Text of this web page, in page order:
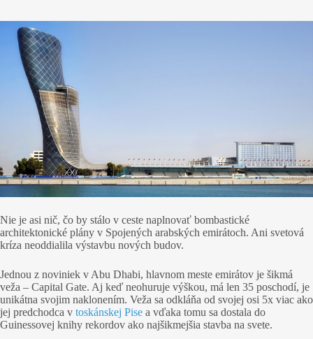
Nie je asi nič, čo by stálo v ceste naplnovať bombastické
architektonické plány v Spojených arabských emirátoch. Ani svetová
kríza neoddialila výstavbu nových budov.
Jednou z noviniek v Abu Dhabi, hlavnom meste emirátov je šikmá
veža – Capital Gate. Aj keď neohuruje výškou, má len 35 poschodí, je
unikátna svojim naklonením. Veža sa odkláňa od svojej osi 5x viac ako
jej predchodca v toskánskej Pise a vďaka tomu sa dostala do
Guinessovej knihy rekordov ako najšikmejšia stavba na svete.